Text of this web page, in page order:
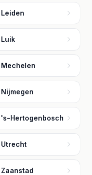
Leiden
Luik
Mechelen
Nijmegen
's-Hertogenbosch
Utrecht
Zaanstad